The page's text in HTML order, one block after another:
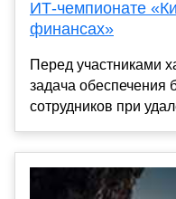
ИТ-чемпионате
финансах»
Перед участниками
задача обеспечения
сотрудников при